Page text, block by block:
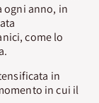
ogni anno, in
come lo
in
in cui il